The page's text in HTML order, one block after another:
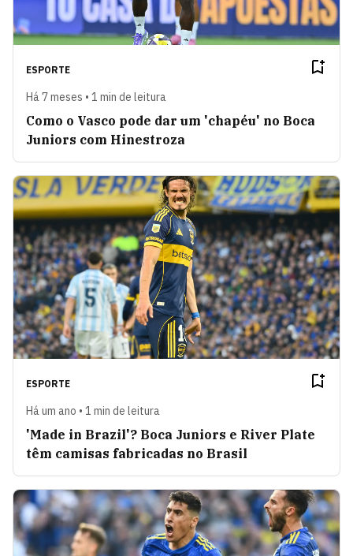
ESPORTE
Há 7 meses • 1 min de leitura
Como o Vasco pode dar um 'chapéu' no Boca
Juniors com Hinestroza
ESPORTE
Há um ano • 1 min de leitura
'Made in Brazil'? Boca Juniors e River Plate
têm camisas fabricadas no Brasil